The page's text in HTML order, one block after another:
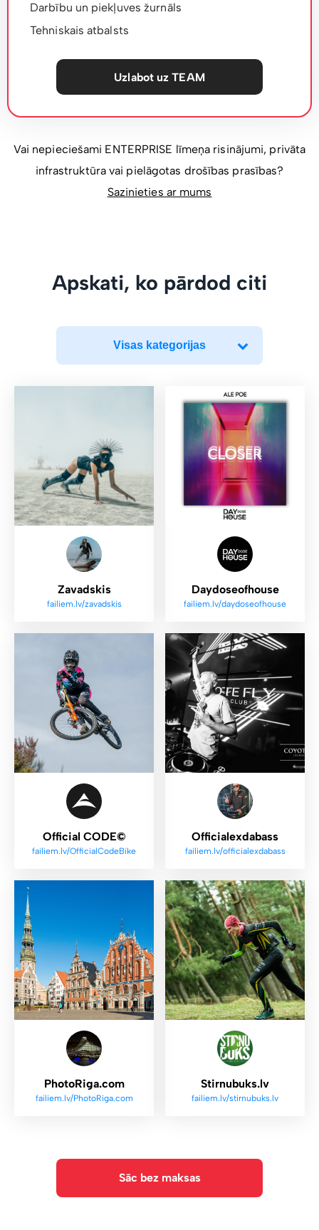
Darbību un piekļuves žurnāls
Tehniskais atbalsts
Uzlabot uz TEAM
Vai nepieciešami ENTERPRISE līmeņa risinājumi, privāta
infrastruktūra vai pielāgotas drošības prasības?
Sazinieties ar mums
Apskati, ko pārdod citi
Visas kategorijas
Zavadskis
failiem.lv/zavadskis
Daydoseofhouse
failiem.lv/daydoseofhouse
Official CODE©
failiem.lv/OfficialCodeBike
Officialexdabass
failiem.lv/officialexdabass
PhotoRiga.com
failiem.lv/PhotoRiga.com
Stirnubuks.lv
failiem.lv/stirnubuks.lv
Sāc bez maksas